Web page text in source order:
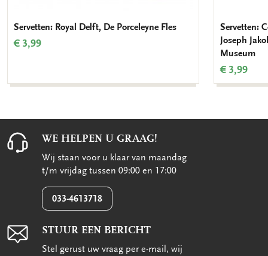
Servetten: Royal Delft, De Porceleyne Fles
€ 3,99
Servetten:
Joseph
Museum
€ 3,99
WE HELPEN U GRAAG!
Wij staan voor u klaar van maandag
t/m vrijdag tussen 09:00 en 17:00
033-4613718
STUUR EEN BERICHT
Stel gerust uw vraag per e-mail, wij